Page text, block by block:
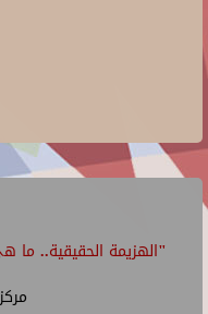
"الهزيمة الحقيقية.. ما